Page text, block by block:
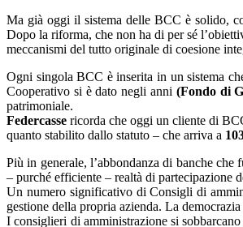
Ma già oggi il sistema delle BCC è solido,
Dopo la riforma, che non ha di per sé
meccanismi del tutto originale di coesione
Ogni singola BCC è inserita in un sistema
Cooperativo si è dato negli anni (Fondo di
patrimoniale.
Federcasse ricorda che oggi un cliente di
quanto stabilito dallo statuto – che arriva a
Più in generale, l’abbondanza di banche
– purché efficiente – realtà di partecipazione
Un numero significativo di Consigli di
gestione della propria azienda. La
I consiglieri di amministrazione si